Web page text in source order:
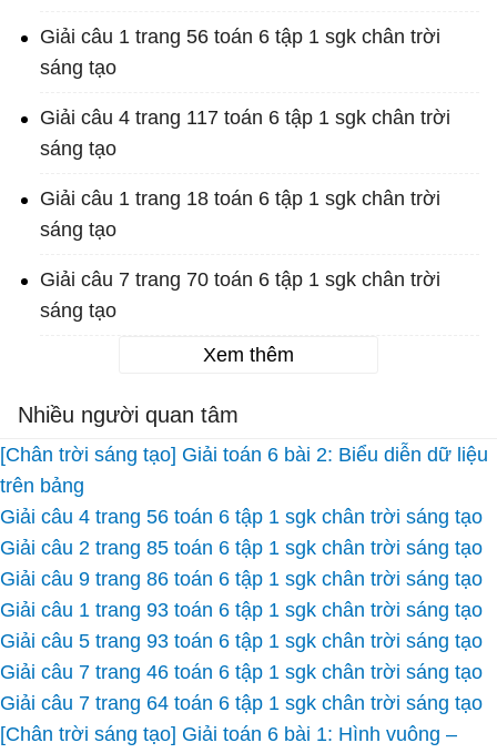
Giải câu 1 trang 56 toán 6 tập 1 sgk chân trời
sáng tạo
Giải câu 4 trang 117 toán 6 tập 1 sgk chân trời
sáng tạo
Giải câu 1 trang 18 toán 6 tập 1 sgk chân trời
sáng tạo
Giải câu 7 trang 70 toán 6 tập 1 sgk chân trời
sáng tạo
Xem thêm
Nhiều người quan tâm
[Chân trời sáng tạo] Giải toán 6 bài 2: Biểu diễn dữ liệu
trên bảng
Giải câu 4 trang 56 toán 6 tập 1 sgk chân trời sáng tạo
Giải câu 2 trang 85 toán 6 tập 1 sgk chân trời sáng tạo
Giải câu 9 trang 86 toán 6 tập 1 sgk chân trời sáng tạo
Giải câu 1 trang 93 toán 6 tập 1 sgk chân trời sáng tạo
Giải câu 5 trang 93 toán 6 tập 1 sgk chân trời sáng tạo
Giải câu 7 trang 46 toán 6 tập 1 sgk chân trời sáng tạo
Giải câu 7 trang 64 toán 6 tập 1 sgk chân trời sáng tạo
[Chân trời sáng tạo] Giải toán 6 bài 1: Hình vuông –